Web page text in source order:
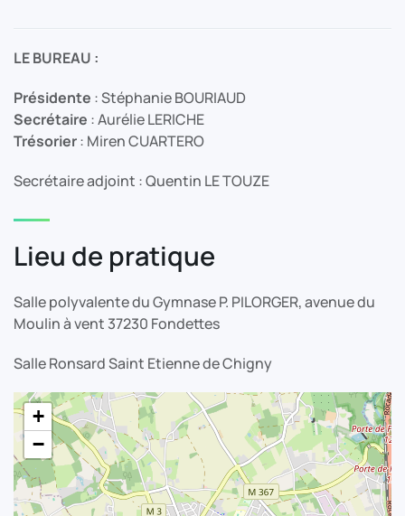
LE BUREAU :
Présidente : Stéphanie BOURIAUD
Secrétaire : Aurélie LERICHE
Trésorier: Miren CUARTERO
Secrétaire adjoint : Quentin LE TOUZE
Lieu de pratique
Salle polyvalente du Gymnase P. PILORGER, avenue du
Moulin à vent 37230 Fondettes
Salle Ronsard Saint Etienne de Chigny
+
−